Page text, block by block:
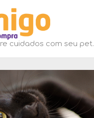
cuidados com seu pet.